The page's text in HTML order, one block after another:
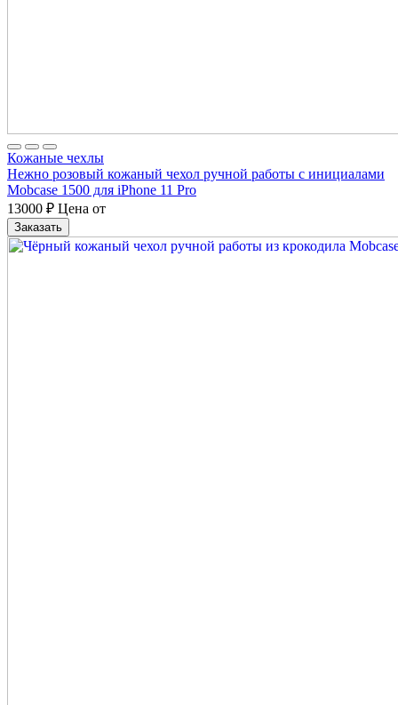
Кожаные чехлы
Нежно розовый кожаный чехол ручной работы с инициалами
Mobcase 1500 для iPhone 11 Pro
13000 ₽ Цена от
Заказать